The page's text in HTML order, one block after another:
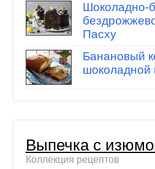
Шоколадно-
Пасху
Банановый
шоколадной
Выпечка с
Коллекция рецептов